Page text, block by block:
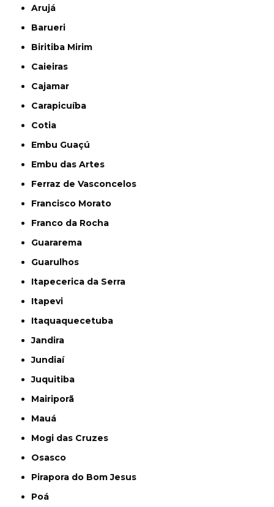
Arujá
Barueri
Biritiba Mirim
Caieiras
Cajamar
Carapicuíba
Cotia
Embu Guaçú
Embu das Artes
Ferraz de Vasconcelos
Francisco Morato
Franco da Rocha
Guararema
Guarulhos
Itapecerica da Serra
Itapevi
Itaquaquecetuba
Jandira
Jundiaí
Juquitiba
Mairiporã
Mauá
Mogi das Cruzes
Osasco
Pirapora do Bom Jesus
Poá